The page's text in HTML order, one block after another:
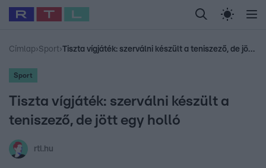
Legfrissebb RTL Híradó Randi Celeb vagyok,
Babits Marcella Most Wanted Gallusz
Címlap›Sport› Tiszta vígjáték: szerválni készült a teniszező, de jött egy holló
Sport
Tiszta vígjáték: szerválni készült a
teniszező, de jött egy holló
rtl.hu